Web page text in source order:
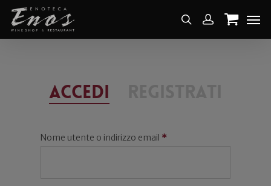
Accedi
Nome utente o indirizzo email *